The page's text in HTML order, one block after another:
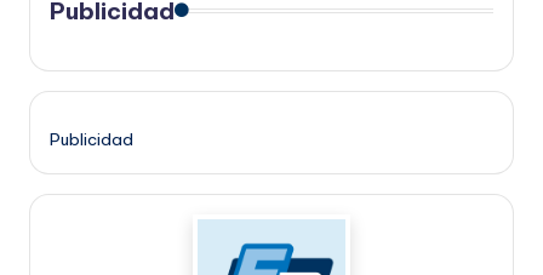
Publicidad
Publicidad